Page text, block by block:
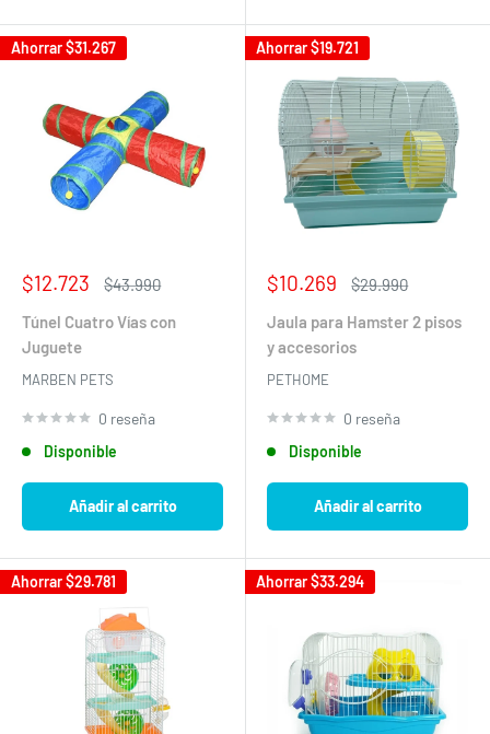
Ahorrar$31.267
Precio
venta
$12.723
Precio
$43.990
Túnel Cuatro Vías con
Juguete
MARBEN PETS
0 reseña
Disponible
Añadir al carrito
Ahorrar$19.721
Precio
venta
$10.269
Precio
$29.990
Jaula para Hamster 2 pisos
y accesorios
PETHOME
0 reseña
Disponible
Añadir al carrito
Ahorrar$29.781 Ahorrar$33.294
Hola! 👋🏻 Bienvenido a Pethome, cuentame, en que te
We will be back in a few minutes
Chat Now